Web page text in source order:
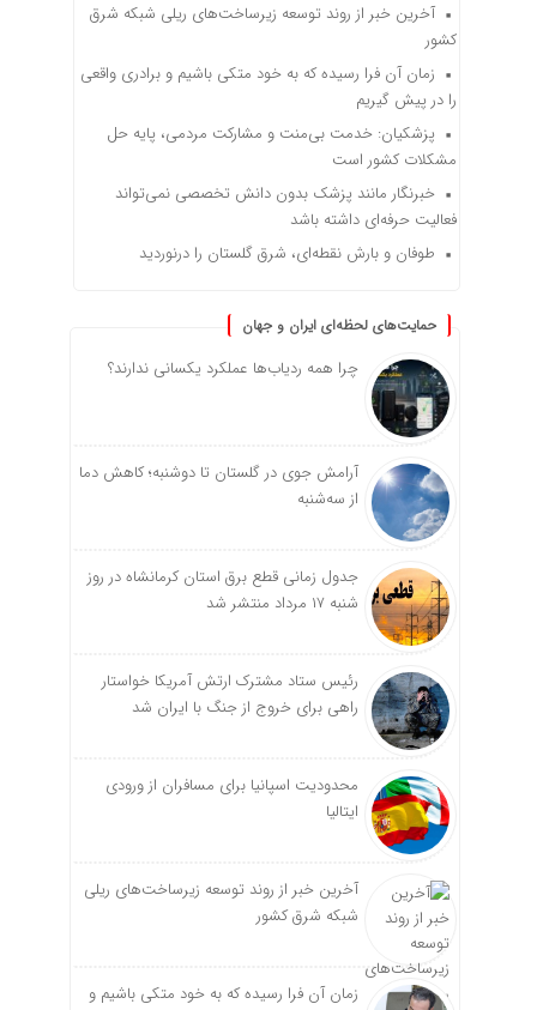
آخرین خبر از روند توسعه زیرساخت‌های ریلی شبکه شرق
کشور
زمان آن فرا رسیده که به خود متکی باشیم و برادری واقعی
را در پیش گیریم
پزشکیان: خدمت بی‌منت و مشارکت مردمی، پایه حل
مشکلات کشور است
خبرنگار مانند پزشک بدون دانش تخصصی نمی‌تواند
فعالیت حرفه‌ای داشته باشد
طوفان و بارش نقطه‌ای، شرق گلستان را درنوردید
حمایت‌های لحظه‌ای ایران و جهان
چرا همه ردیاب‌ها عملکرد یکسانی ندارند؟
آرامش جوی در گلستان تا دوشنبه؛ کاهش دما
از سه‌شنبه
جدول زمانی قطع برق استان کرمانشاه در روز
شنبه ۱۷ مرداد منتشر شد
رئیس ستاد مشترک ارتش آمریکا خواستار
راهی برای خروج از جنگ با ایران شد
محدودیت اسپانیا برای مسافران از ورودی
ایتالیا
آخرین خبر از روند توسعه زیرساخت‌های ریلی
شبکه شرق کشور
زمان آن فرا رسیده که به خود متکی باشیم و